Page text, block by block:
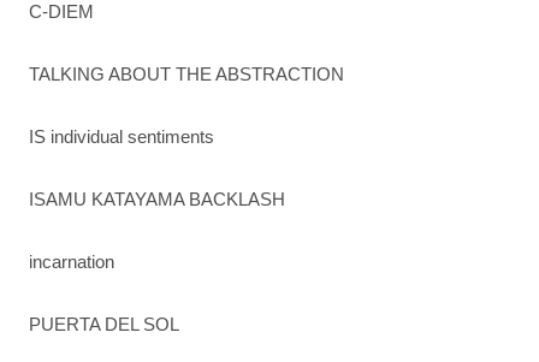
C-DIEM
TALKING ABOUT THE ABSTRACTION
IS individual sentiments
ISAMU KATAYAMA BACKLASH
incarnation
PUERTA DEL SOL